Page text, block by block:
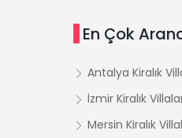
En Çok
Antalya Kiralık
İzmir Kiralık
Mersin Kiralık